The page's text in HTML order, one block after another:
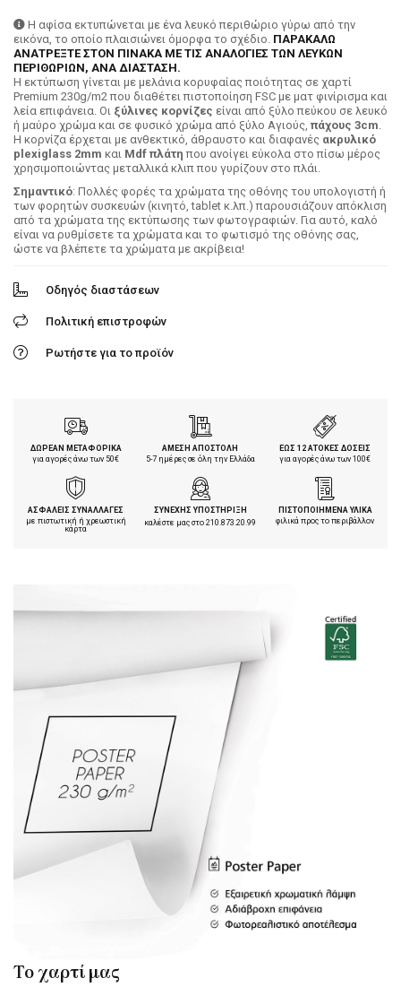
Η αφίσα εκτυπώνεται με ένα λευκό περιθώριο γύρω από την
εικόνα, το οποίο πλαισιώνει όμορφα το σχέδιο. ΠΑΡΑΚΑΛΩ
ΑΝΑΤΡΕΞΤΕ ΣΤΟΝ ΠΙΝΑΚΑ ΜΕ ΤΙΣ ΑΝΑΛΟΓΙΕΣ ΤΩΝ ΛΕΥΚΩΝ
ΠΕΡΙΘΩΡΙΩΝ, ΑΝΑ ΔΙΑΣΤΑΣΗ.
H εκτύπωση γίνεται με μελάνια κορυφαίας ποιότητας σε χαρτί
Premium 230g/m2 που διαθέτει πιστοποίηση FSC με ματ φινίρισμα και
λεία επιφάνεια. Οι ξύλινες κορνίζες είναι από ξύλο πεύκου σε λευκό
ή μαύρο χρώμα και σε φυσικό χρώμα από ξύλο Αγιούς, πάχους 3cm.
Η κορνίζα έρχεται με ανθεκτικό, άθραυστο και διαφανές ακρυλικό
plexiglass 2mm και Mdf πλάτη που ανοίγει εύκολα στο πίσω μέρος
χρησιμοποιώντας μεταλλικά κλιπ που γυρίζουν στο πλάι.
Σημαντικό: Πολλές φορές τα χρώματα της οθόνης του υπολογιστή ή
των φορητών συσκευών (κινητό, tablet κ.λπ.) παρουσιάζουν απόκλιση
από τα χρώματα της εκτύπωσης των φωτογραφιών. Για αυτό, καλό
είναι να ρυθμίσετε τα χρώματα και το φωτισμό της οθόνης σας,
ώστε να βλέπετε τα χρώματα με ακρίβεια!
Οδηγός διαστάσεων
Πολιτική επιστροφών
Ρωτήστε για το προϊόν
ΔΩΡΕΑΝ ΜΕΤΑΦΟΡΙΚΑ
για αγορές άνω των 50€
ΑΜΕΣΗ ΑΠΟΣΤΟΛΗ
5-7 ημέρες σε όλη την Ελλάδα
ΕΩΣ 12 ΑΤΟΚΕΣ ΔΟΣΕΙΣ
για αγορές άνω των 100€
ΑΣΦΑΛΕΙΣ ΣΥΝΑΛΛΑΓΕΣ
με πιστωτική ή χρεωστική
κάρτα
ΣΥΝΕΧΗΣ ΥΠΟΣΤΗΡΙΞΗ
καλέστε μας στο210.873.20.99
ΠΙΣΤΟΠΟΙΗΜΕΝΑ ΥΛΙΚΑ
φιλικά προς το περιβάλλον
Το χαρτί μας